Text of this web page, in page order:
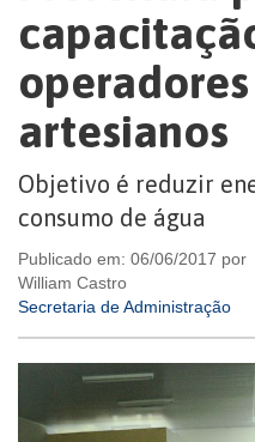
artesianos
Objetivo é reduzir
consumo de água
Publicado em: 06/06/2017 por
William Castro
Secretaria de Administração